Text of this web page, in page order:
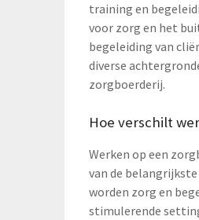
training en
voor zorg en het
begeleiding van
diverse
zorgboerderij.
Hoe verschilt
Werken op een
van de
worden zorg en
stimulerende